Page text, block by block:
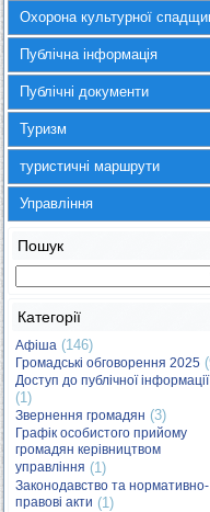
Охорона культурної
Публічна інформація
Публічні документи
Туризм
туристичні маршрути
Управління
Пошук
Категорії
Афіша (146)
Громадські обговорення 2025
Доступ до публічної інформації
(1)
Звернення громадян (3)
Графік особистого прийому
громадян керівництвом
управління (1)
Законодавство та нормативно-
правові акти (1)